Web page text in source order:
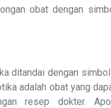
obat dengan
ditandai dengan
adalah obat yang
resep dokter.